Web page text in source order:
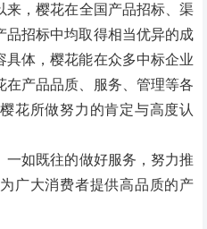
，樱花在全国产品招标、渠
品招标中均取得相当优异的成
体，樱花能在众多中标企业
在产品品质、服务、管理等各
花所做努力的肯定与高度认
如既往的做好服务，努力推
广大消费者提供高品质的产